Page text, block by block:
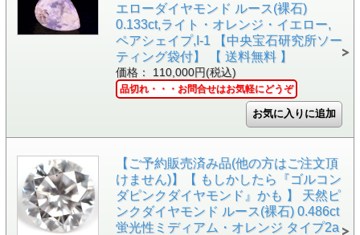
エローダイヤモンド ルース(裸石)
0.133ct,ライト・オレンジ・イエロー,
ペアシェイプ,I-1 【中央宝石研究所ソー
ティング袋付】 【 送料無料 】
価格： 110,000円(税込)
品切れ・・・お問合せはお気軽にどうぞ
【ご予約販売済み品(他の方はご注文頂
けません)】【 もしかしたら『ゴルコン
ダピンクダイヤモンド』かも 】 天然ピ
ンクダイヤモンド ルース(裸石) 0.486ct
蛍光性ミディアム・オレンジ タイプ2a